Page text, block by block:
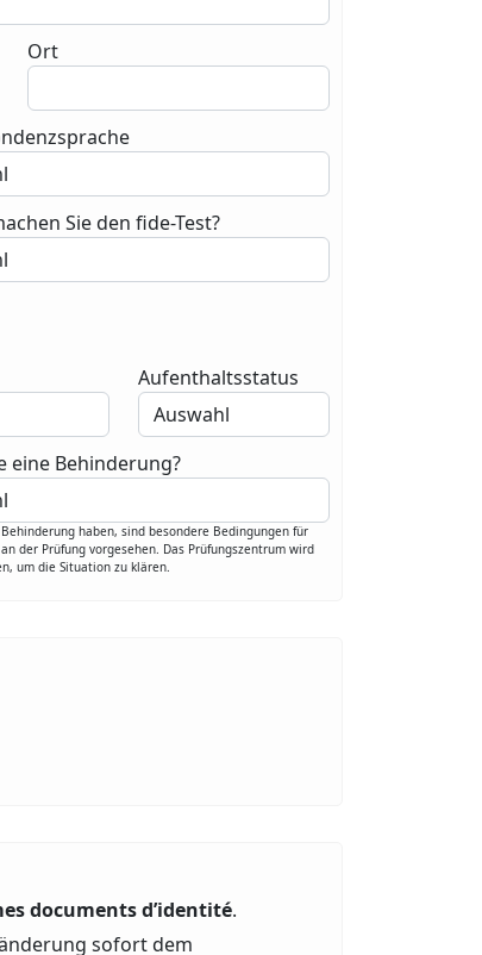
Ort
Sie den fide-Test?
Aufenthaltsstatus
eine Behinderung?
haben, sind besondere Bedingungen für
der Prüfung vorgesehen. Das Prüfungszentrum wird
um die Situation zu klären.
documents d’identité.
sofort dem